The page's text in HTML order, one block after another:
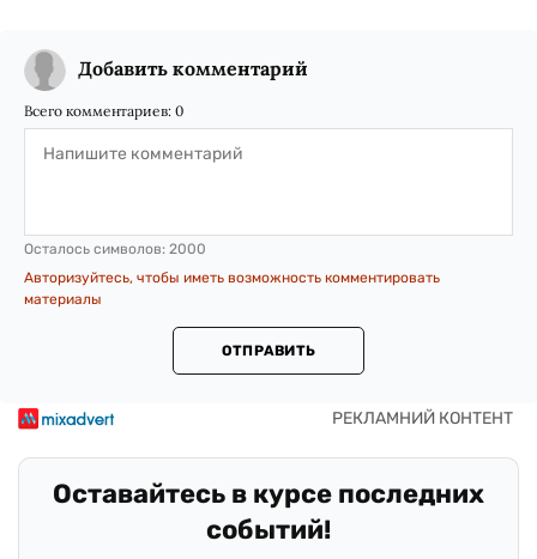
Добавить комментарий
Всего комментариев: 0
Осталось символов: 2000
Авторизуйтесь, чтобы иметь возможность комментировать
материалы
ОТПРАВИТЬ
Оставайтесь в курсе последних
событий!